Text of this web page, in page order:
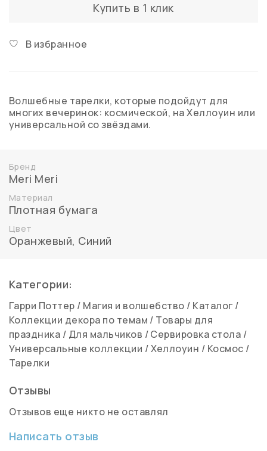
Купить в 1 клик
В избранное
Волшебные тарелки, которые подойдут для
многих вечеринок: космической, на Хеллоуин или
универсальной со звёздами.
Бренд
Meri Meri
Материал
Плотная бумага
Цвет
Оранжевый, Синий
Категории:
Гарри Поттер / Магия и волшебство / Каталог /
Коллекции декора по темам / Товары для
праздника / Для мальчиков /Сервировка стола /
Универсальные коллекции /Хеллоуин / Космос /
Тарелки
Отзывы
Отзывов еще никто не оставлял
Написать отзыв